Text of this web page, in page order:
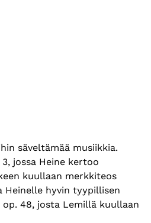
säveltämää musiikkia.
jossa Heine kertoo
kuullaan merkkiteos
Heinelle hyvin tyypillisen
48, josta Lemillä kuullaan